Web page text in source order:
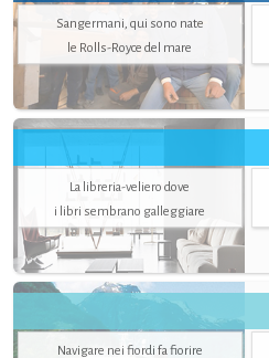
Sangermani, qui sono nate
le Rolls-Royce del mare
La libreria-veliero dove
i libri sembrano galleggiare
Navigare nei fiordi fa fiorire